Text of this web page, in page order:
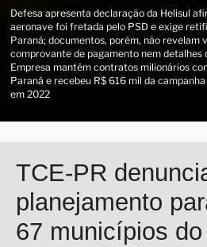
Defesa apresenta declaração da Helisul
aeronave foi fretada pelo PSD e exige
Paraná; documentos, porém, não revelam
comprovante de pagamento nem detalhes
Empresa mantém contratos milionários
Paraná e recebeu R$ 616 mil da
em 2022
TCE-PR
planejamento
67 municípios